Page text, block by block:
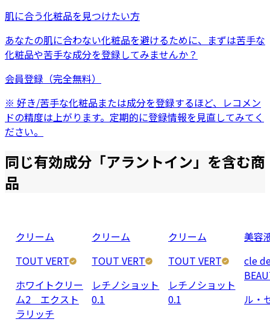
肌に合う化粧品を見つけたい方
あなたの肌に合わない化粧品を避けるために、まずは苦手な
化粧品や苦手な成分を登録してみませんか？
会員登録（完全無料）
※ 好き/苦手な化粧品または成分を登録するほど、レコメン
ドの精度は上がります。定期的に登録情報を見直してみてく
ださい。
同じ有効成分「アラントイン」を含む商
品
クリーム
TOUT VERT
ホワイトクリー
ム2 エクスト
ラリッチ
クリーム
TOUT VERT
レチノショット
0.1
クリーム
TOUT VERT
レチノショット
0.1
美容
cle
ル・